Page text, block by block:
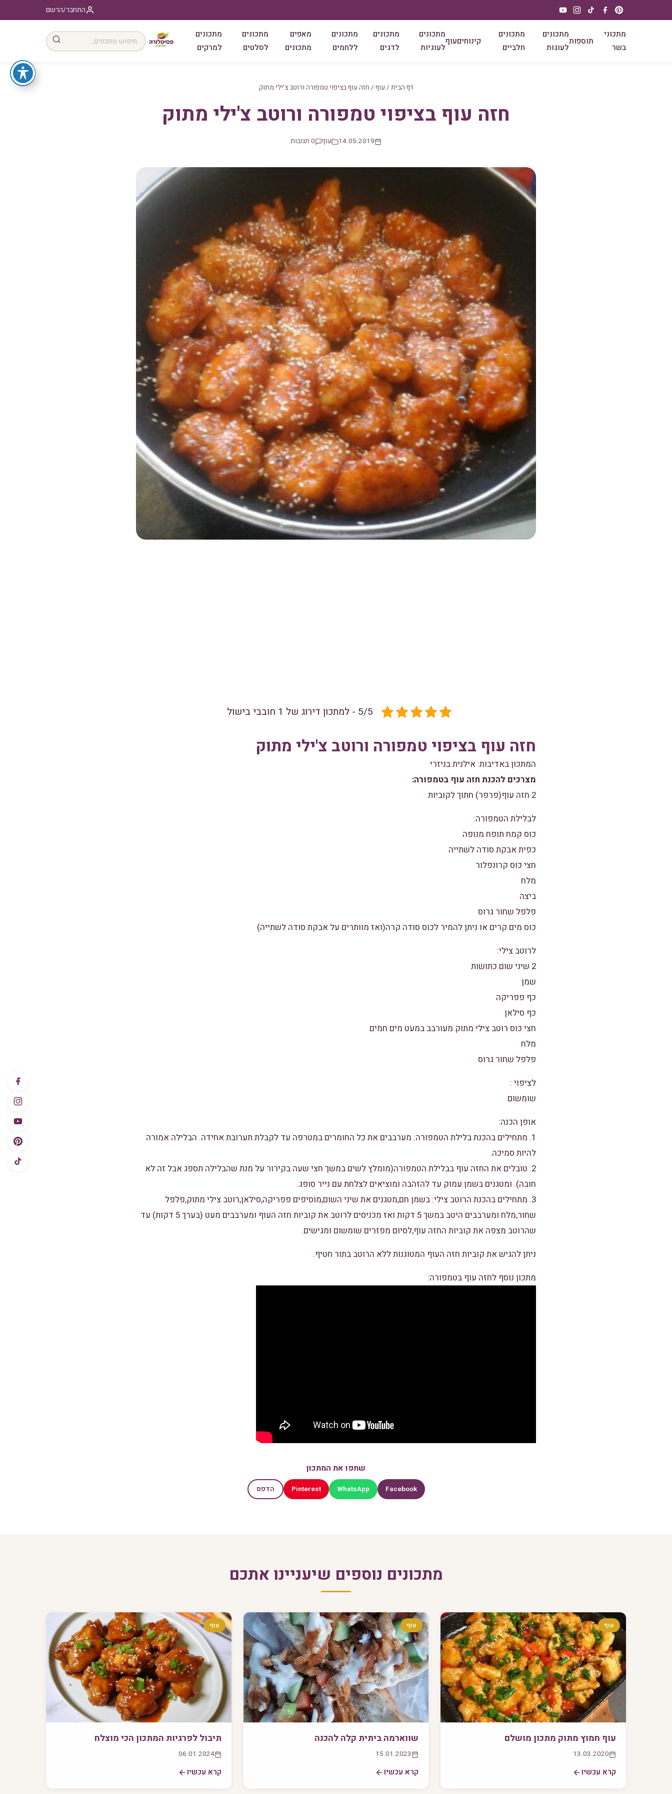
התחבר/הרשם
מתכוני
בשר
תוספות
מתכונים
לעוגות
מתכונים
חלביים
קינוחיםעוף
מתכונים
לעוגיות
מתכונים
לדגים
מתכונים
ללחמים
מאפים
מתכונים
מתכונים
לסלטים
מתכונים
למרקים
דף הבית / עוף / חזה עוף בציפוי טמפורה ורוטב צ'ילי מתוק
חזה עוף בציפוי טמפורה ורוטב צ'ילי מתוק
14.05.2019 עוף 0 תגובות
5/5 - למתכון דירוג של 1 חובבי בישול
חזה עוף בציפוי טמפורה ורוטב צ'ילי מתוק
המתכון באדיבות: אילנית בניזרי
מצרכים להכנת חזה עוף בטמפורה:
2 חזה עוף(פרפר) חתוך לקוביות
לבלילת הטמפורה:
כוס קמח תופח מנופה
כפית אבקת סודה לשתייה
חצי כוס קרונפלור
מלח
ביצה
פלפל שחור גרוס
כוס מים קרים או ניתן להמיר לכוס סודה קרה(ואז מוותרים על אבקת סודה לשתייה)
לרוטב צילי:
2 שיני שום כתושות
שמן
כף פפריקה
כף סילאן
חצי כוס רוטב צילי מתוק מעורבב במעט מים חמים
מלח
פלפל שחור גרוס
לציפוי :
שומשום
אופן הכנה:
1. מתחילים בהכנת בלילת הטמפורה: מערבבים את כל החומרים במטרפה עד לקבלת תערובת אחידה. הבלילה אמורה
להיות סמיכה.
2. טובלים את החזה עוף בבלילת הטמפורה(מומלץ לשים במשך חצי שעה בקירור על מנת שהבלילה תספג אבל זה לא
חובה). ומטגנים בשמן עמוק עד להזהבה ומוציאים לצלחת עם נייר סופג.
3. מתחילים בהכנת הרוטב צילי: בשמן חם,מטגנים את שיני השום,מוסיפים פפריקה,סילאן,רוטב צילי מתוק,פלפל
שחור,מלח ומערבבים היטב במשך 5 דקות ואז מכניסים לרוטב את קוביות חזה העוף ומערבבים מעט (בערך 5 דקות) עד
שהרוטב מצפה את קוביות החזה עוף,לסיום מפזרים שומשום ומגישים.
ניתן להגיש את קוביות חזה העוף המטוגנות ללא הרוטב בתור חטיף.
מתכון נוסף לחזה עוף בטמפורה:
שתפו את המתכון
Facebook
WhatsApp
Pinterest הדפס
מתכונים נוספים שיעניינו אתכם
עוף
עוף חמוץ מתוק מתכון מושלם
13.03.2020
קרא עכשיו
עוף
שווארמה ביתית קלה להכנה
15.01.2023
קרא עכשיו
עוף
תיבול לפרגיות המתכון הכי מוצלח
06.01.2024
קרא עכשיו